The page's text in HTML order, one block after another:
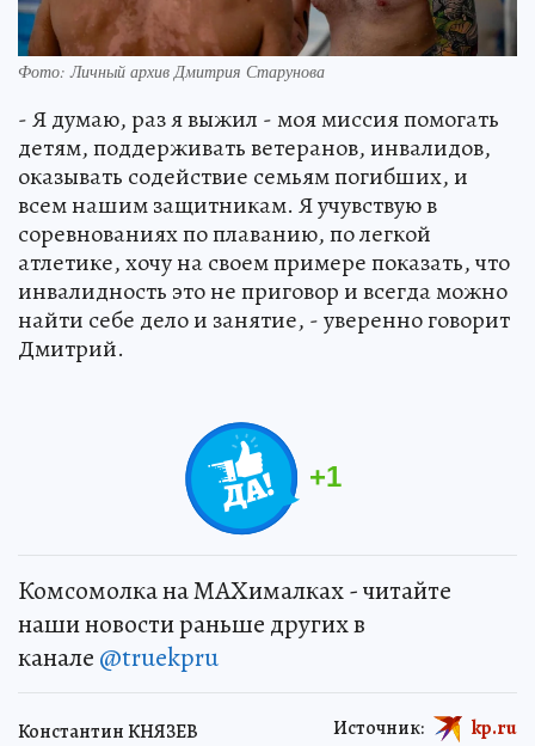
Фото: Личный архив Дмитрия Старунова
- Я думаю, раз я выжил - моя миссия помогать
детям, поддерживать ветеранов, инвалидов,
оказывать содействие семьям погибших, и
всем нашим защитникам. Я учувствую в
соревнованиях по плаванию, по легкой
атлетике, хочу на своем примере показать, что
инвалидность это не приговор и всегда можно
найти себе дело и занятие, - уверенно говорит
Дмитрий.
+1
Комсомолка на MAXималках - читайте
наши новости раньше других в
канале @truekpru
Константин КНЯЗЕВ Источник: kp.ru